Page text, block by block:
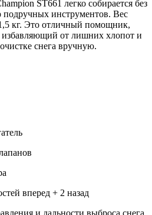
ST661 легко собирается без
подручных инструментов. Вес
кг. Это отличный помощник,
от лишних хлопот и
снега вручную.
вперед + 2 назад
и дальности выброса снега